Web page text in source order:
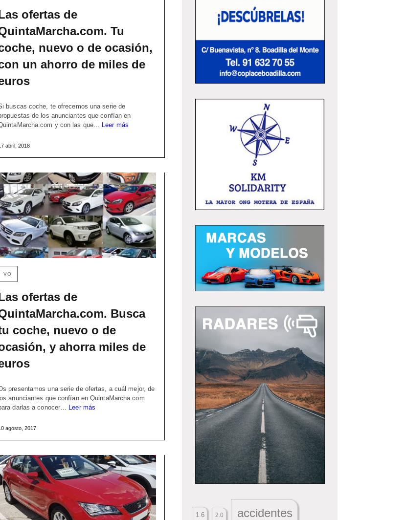
ofertas de
Tu
nuevo o de ocasión,
un ahorro de miles de
buscas coche, te ofrecemos una serie de
de los anunciantes que confían en
y con las que…
Leer más
abril, 2018
VO
ofertas de
Busca
coche, nuevo o de
y ahorra miles de
presentamos una serie de ofertas, a cuál mejor, de
los anunciantes que confían en QuintaMarcha.com
darlas a conocer… Leer más
agosto, 2017
1.6 2.0 accidentes